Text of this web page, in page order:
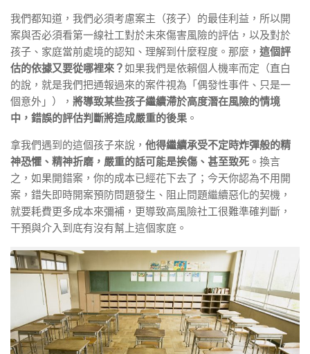
我們都知道，我們必須考慮案主（孩子）的最佳利益，所以開
案與否必須看第一線社工對於未來傷害風險的評估，以及對於
孩子、家庭當前處境的認知、理解到什麼程度。那麼， 這個評
估的依據又要從哪裡來？如果我們是依賴個人機率而定（直白
的說，就是我們把通報過來的案件視為「偶發性事件、只是一
個意外」）， 將導致某些孩子繼續滯於高度潛在風險的情境
中，錯誤的評估判斷將造成嚴重的後果 。
拿我們遇到的這個孩子來說， 他得繼續承受不定時炸彈般的精
神恐懼、精神折磨，嚴重的話可能是挨傷、甚至致死 。換言
之，如果開錯案，你的成本已經花下去了；今天你認為不用開
案，錯失即時開案預防問題發生、阻止問題繼續惡化的契機，
就要耗費更多成本來彌補，更導致高風險社工很難準確判斷，
干預與介入到底有沒有幫上這個家庭。